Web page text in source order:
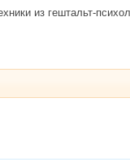
из гештальт-